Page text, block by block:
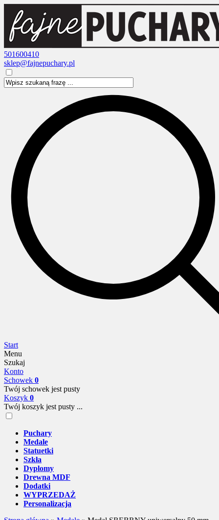
501600410
sklep@fajnepuchary.pl
Start
Menu
Szukaj
Konto
Schowek 0
Twój schowek jest pusty
Koszyk 0
Twój koszyk jest pusty ...
Puchary
Medale
Statuetki
Szkła
Dyplomy
Drewna MDF
Dodatki
WYPRZEDAŻ
Personalizacja